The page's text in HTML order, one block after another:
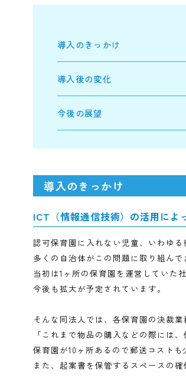
ス『Shachihata Cloud』をご利
今回は、『Shachihata Cloud』
育園の園長・齋藤 武氏にお話を
導入のきっかけ
導入後の変化
今後の展望
ICT（情報通信技術）の活用
認可保育園に入れない児童、い